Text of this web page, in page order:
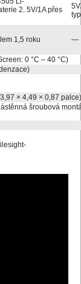
2. 5V/1A přes
1,5 roku —
0 °C – 40 °C)
× 4,49 × 0,87 palce)
šroubová